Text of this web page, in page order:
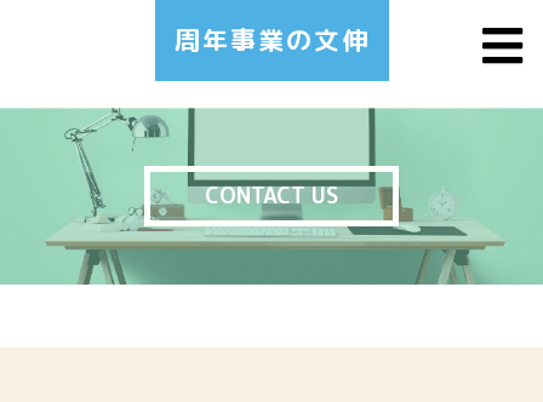
周年事業の文伸
CONTACT US